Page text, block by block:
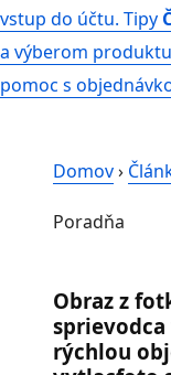
vstup do účtu. Tipy
a výberom
pomoc s
Domov›
Poradňa
Obraz z
rýchlou